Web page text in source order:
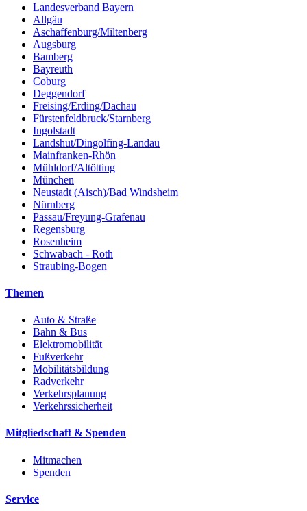
Landesverband Bayern
Allgäu
Aschaffenburg/Miltenberg
Augsburg
Bamberg
Bayreuth
Coburg
Deggendorf
Freising/Erding/Dachau
Fürstenfeldbruck/Starnberg
Ingolstadt
Landshut/Dingolfing-Landau
Mainfranken-Rhön
Mühldorf/Altötting
München
Neustadt (Aisch)/Bad Windsheim
Nürnberg
Passau/Freyung-Grafenau
Regensburg
Rosenheim
Schwabach - Roth
Straubing-Bogen
Themen
Auto & Straße
Bahn & Bus
Elektromobilität
Fußverkehr
Mobilitätsbildung
Radverkehr
Verkehrsplanung
Verkehrssicherheit
Mitgliedschaft & Spenden
Mitmachen
Spenden
Service